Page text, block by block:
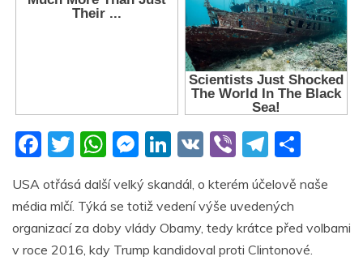
F
a
c
e
b
T
itt
er
W
h
at
s
A
M
ss
e
n
Li
k
e
dI
V
Vi
er
T
e
gr
a
ar
e
USA otřásá další velký skandál, o kterém účelově naše
média mlčí. Týká se totiž vedení výše uvedených
organizací za doby vlády Obamy, tedy krátce před volbami
v roce 2016, kdy Trump kandidoval proti Clintonové.